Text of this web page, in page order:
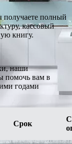
получаете полный
кассовый
книгу.
наши
помочь вам в
годами
Срок